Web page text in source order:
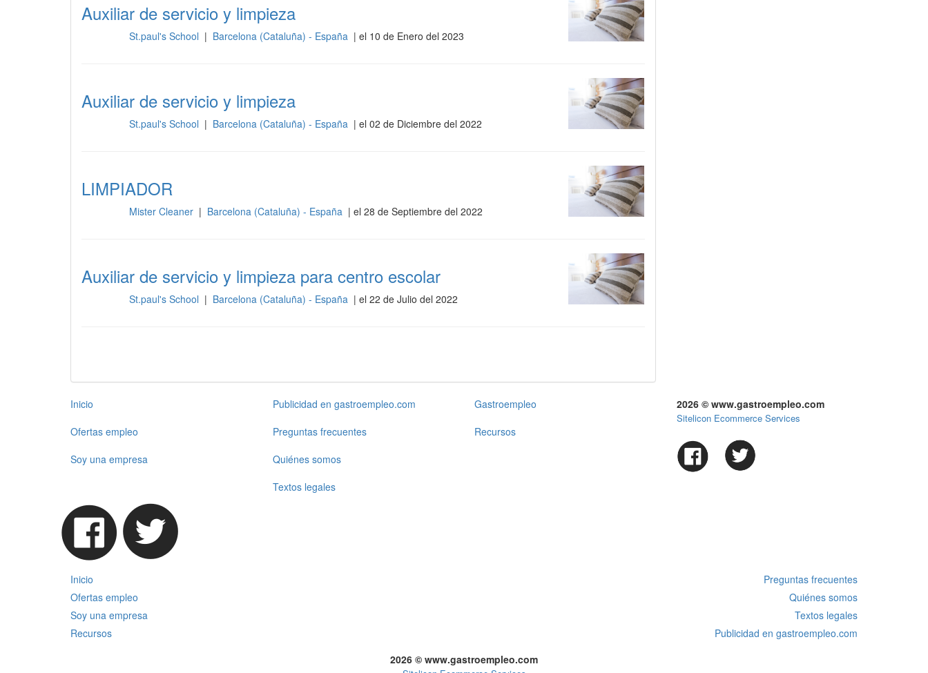
Auxiliar de servicio y limpieza
St.paul's School | Barcelona (Cataluña) - España | el 10 de Enero del 2023
Auxiliar de servicio y limpieza
St.paul's School | Barcelona (Cataluña) - España | el 02 de Diciembre del 2022
LIMPIADOR
Mister Cleaner | Barcelona (Cataluña) - España | el 28 de Septiembre del 2022
Auxiliar de servicio y limpieza para centro escolar
St.paul's School | Barcelona (Cataluña) - España | el 22 de Julio del 2022
Inicio
Ofertas empleo
Soy una empresa
Publicidad en gastroempleo.com
Preguntas frecuentes
Quiénes somos
Textos legales
Gastroempleo
Recursos
2026 © www.gastroempleo.com
Sitelicon Ecommerce Services
Inicio
Preguntas frecuentes
Ofertas empleo
Quiénes somos
Soy una empresa
Textos legales
Recursos
Publicidad en gastroempleo.com
2026 © www.gastroempleo.com